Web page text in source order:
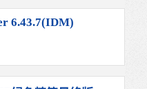
6.43.7(IDM)